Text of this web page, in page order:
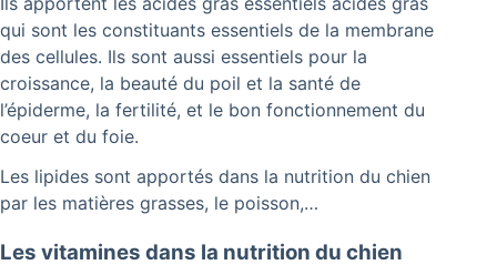
qui sont les constituants essentiels de la membrane
des cellules. Ils sont aussi essentiels pour la
croissance, la beauté du poil et la santé de
l’épiderme, la fertilité, et le bon fonctionnement du
coeur et du foie.
Les lipides sont apportés dans la nutrition du chien
par les matières grasses, le poisson,…
Les vitamines dans la nutrition du chien